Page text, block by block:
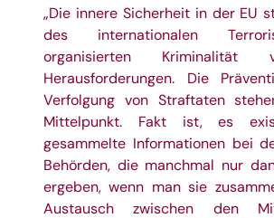
„Die innere Sicherheit in der EU
des internationalen
organisierten Kriminalität
Herausforderungen. Die
Verfolgung von Straftaten
Mittelpunkt. Fakt ist, es
gesammelte Informationen bei
Behörden, die manchmal nur
ergeben, wenn man sie
Austausch zwischen den